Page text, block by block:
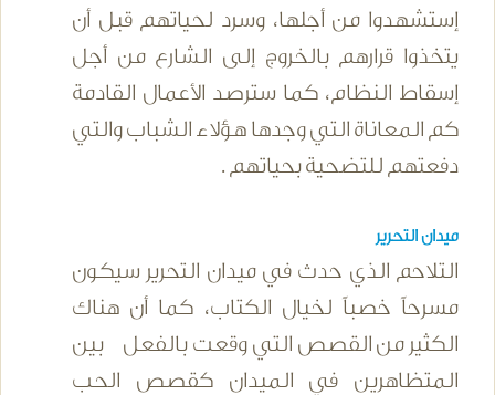
إستشهدوا من أجلها، وسرد لحياتهم قبل أن
يتخذوا قرارهم بالخروج إلى الشارع من أجل
إسقاط النظام، كما سترصد الأعمال القادمة
كم المعاناة التي وجدها هؤلاء الشباب والتي
دفعتهم للتضحية بحياتهم .
ميدان التحرير
التلاحم الذي حدث في ميدان التحرير سيكون
مسرحاً خصباً لخيال الكتاب، كما أن هناك
الكثير من القصص التي وقعت بالفعل بين
المتظاهرين في الميدان كقصص الحب